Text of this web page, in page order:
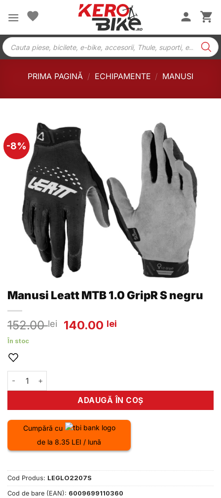
Products
search
PRIMA PAGINĂ / ECHIPAMENTE / MANUSI
-8%
Manusi Leatt MTB 1.0 GripR S negru
152.00lei
Prețul
140.00 lei
În stoc
Cantitate Manusi Leatt MTB 1.0 GripR S negru
ADAUGĂ ÎN COȘ
Cumpără cu
de la 8.35 LEI / lună
Cod Produs: LEGLO2207S
Cod de bare (EAN): 6009699110360